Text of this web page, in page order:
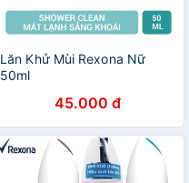
Lăn Khử Mùi Rexona Nữ
50ml
45.000 đ